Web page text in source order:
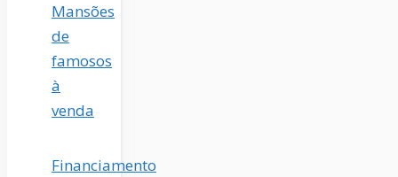
Mansões
de
famosos
à
venda
Financiamento